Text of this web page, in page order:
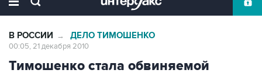
В РОССИИ → ДЕЛО ТИМОШЕНКО
00:05, 21 декабря 2010
Тимошенко стала обвиняемой